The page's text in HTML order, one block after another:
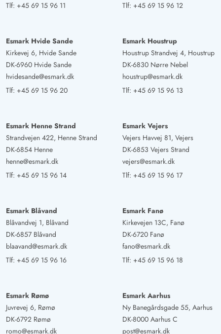
Tlf: +45 69 15 96 11
Tlf: +45 69 15 96 12
Esmark Hvide Sande
Kirkevej 6, Hvide Sande
DK-6960 Hvide Sande
hvidesande@esmark.dk
Tlf: +45 69 15 96 20
Esmark Houstrup
Houstrup Strandvej 4, Houstrup
DK-6830 Nørre Nebel
houstrup@esmark.dk
Tlf: +45 69 15 96 13
Esmark Henne Strand
Strandvejen 422, Henne Strand
DK-6854 Henne
henne@esmark.dk
Tlf: +45 69 15 96 14
Esmark Vejers
Vejers Havvej 81, Vejers
DK-6853 Vejers Strand
vejers@esmark.dk
Tlf: +45 69 15 96 17
Esmark Blåvand
Blåvandvej 1, Blåvand
DK-6857 Blåvand
blaavand@esmark.dk
Tlf: +45 69 15 96 16
Esmark Fanø
Kirkevejen 13C, Fanø
DK-6720 Fanø
fano@esmark.dk
Tlf: +45 69 15 96 18
Esmark Rømø
Juvrevej 6, Rømø
DK-6792 Rømø
romo@esmark.dk
Esmark Aarhus
Ny Banegårdsgade 55, Aarhus
DK-8000 Aarhus C
post@esmark.dk